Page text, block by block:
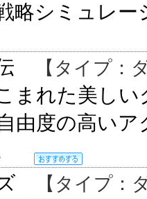
略シミュレ
【タイプ
まれた美し
由度の高い
【タイプ